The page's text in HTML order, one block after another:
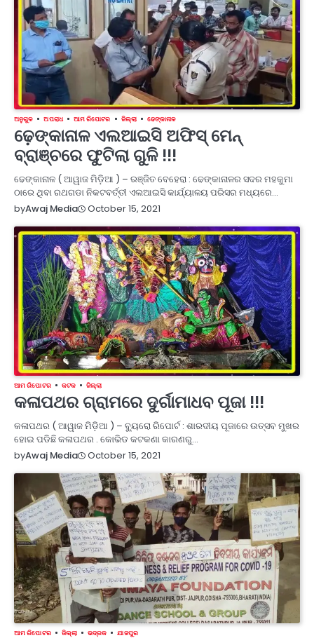
ଅନୁଗୁଳ ଅପରାଧ ଆମ ରିପୋଟର ଜିଲ୍ଲା ଢେଙ୍କାନାଳ
ଢ଼େଙ୍କାନାଳ ଏଲଆଇସି ଅଫିସ୍ ମେନ୍
ବ୍ରାଞ୍ଚରେ ଫୁଟିଲା ଗୁଳି !!!
ଢେଙ୍କାନାଳ ( ଆୱାଜ ମିଡ଼ିଆ ) – ରଞ୍ଜିତ ବେହେରା : ଢେଙ୍କାନାଳର ସଦର ମହକୁମା
ଠାରେ ଥିବା ରଥଗଡା ନିକଟବର୍ତ୍ତୀ ଏଲଆଇସି କାର୍ଯ୍ୟାଳୟ ପରିସର ମଧ୍ୟରେ…
byAwaj Media October 15, 2021
ଆମ ରିପୋଟର କଟକ ଜିଲ୍ଲା
କଳାପଥର ଗ୍ରାମରେ ଦୁର୍ଗାମାଧବ ପୂଜା !!!
କଳାପଥର ( ଆୱାଜ ମିଡ଼ିଆ ) – ବ୍ୟୁରୋ ରିପୋର୍ଟ : ଶାରଦୀୟ ପୂଜାରେ ଉତ୍ସବ ମୁଖର
ହୋଇ ପଡିଛି କଳାପଥର . କୋଭିଡ କଟକଣା କାରଣରୁ…
byAwaj Media October 15, 2021
ଆମ ରିପୋଟର ଜିଲ୍ଲା ଭଦ୍ରକ ଯାଜପୁର